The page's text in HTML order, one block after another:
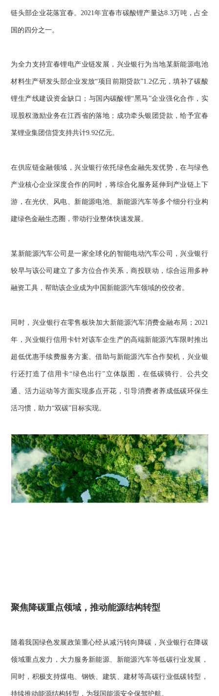
链头部企业花落宜春。2021年宜春市碳酸锂产量达8.3万吨，占全
国的四分之一。
为全力支持宜春锂电产业链发展，兴业银行为当地某新能源电池
材料生产研发头部企业发放“项目前期贷款”1.2亿元，填补了碳酸
锂生产线建设资金缺口；与国内碳酸锂“黑马”企业强化合作，实
现股权激励业务在江西省的落地；成功牵头银团贷款，给予宜春
某锂业集团信贷支持共计9.92亿元。
在供应链金融领域，兴业银行依托绿色金融先发优势，在与绿色
产业核心企业深度合作的同时，将综合化服务延伸到产业链上下
游，在光伏、风电、新能源电池、新能源汽车等多个细分行业构
建绿色金融生态圈，带动行业整体快速发展。
某新能源汽车公司是一家全球化的智能电动汽车公司，兴业银行
较早与该公司建立了多方位合作关系，商投联动，综合运用多种
融资工具，帮助该企业成为中国新能源汽车领域的佼佼者。
同时，兴业银行在零售板块加大新能源汽车消费金融布局；2021
年，兴业银行信用卡针对该车企生产的高端新能源汽车限时推出
超低优惠手续费服务方案。借助与新能源汽车合作契机，兴业银
行还打造了信用卡“绿色出行”立体版图，在低碳骑行、公共交
通、活力运动等方面实现多点开花，引导消费者养成低碳环保生
活习惯，助力“双碳”目标实现。
聚焦降碳重点领域，推动能源结构转型
随着我国绿色发展政策重心经从减污转向降碳，兴业银行在降碳
领域重点发力，大力服务新能源、新能源汽车等低碳行业发展，
同时，积极支持煤电、钢铁、建筑、建材等高碳行业低碳转型，
持续推动能源结构转型，为我国能源安全保驾护航。